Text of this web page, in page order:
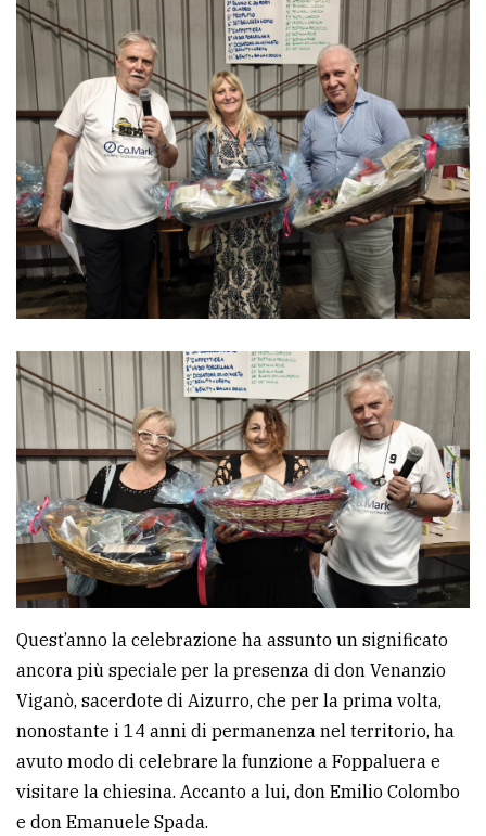
Quest’anno la celebrazione ha assunto un significato
ancora più speciale per la presenza di don Venanzio
Viganò, sacerdote di Aizurro, che per la prima volta,
nonostante i 14 anni di permanenza nel territorio, ha
avuto modo di celebrare la funzione a Foppaluera e
visitare la chiesina. Accanto a lui, don Emilio Colombo
e don Emanuele Spada.